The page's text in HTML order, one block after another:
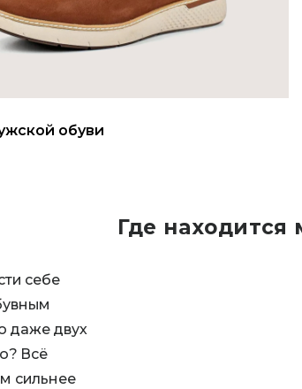
обуви
себе
даже двух
Всё
сильнее
Где находится